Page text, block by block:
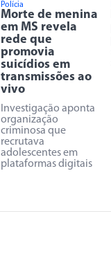
Polícia
Morte de menina
em MS revela
rede que
promovia
suicídios em
transmissões ao
vivo
Investigação aponta
organização
criminosa que
recrutava
adolescentes em
plataformas digitais